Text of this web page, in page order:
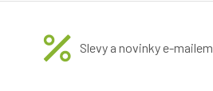
Slevy a novinky e-mailem